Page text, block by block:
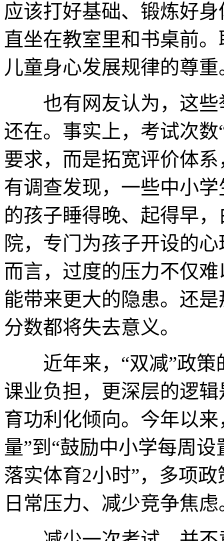
应该打好基础、锻炼好
直坐在教室里和书桌前
儿童身心发展规律的尊重
也有网友认为，这些
还在。事实上，考试次
要求，而是拓宽评价体
有调查发现，一些中小
的孩子睡得晚、起得早
院，专门为孩子开设的
而言，过度的压力不仅
能带来更大的隐患。还
分数都将失去意义。
近年来，“双减”政策
课业负担，更深层的逻
育功利化倾向。今年以
量”到“鼓励中小学每周设
落实体育2小时”，多项
日常压力、减少竞争焦虑